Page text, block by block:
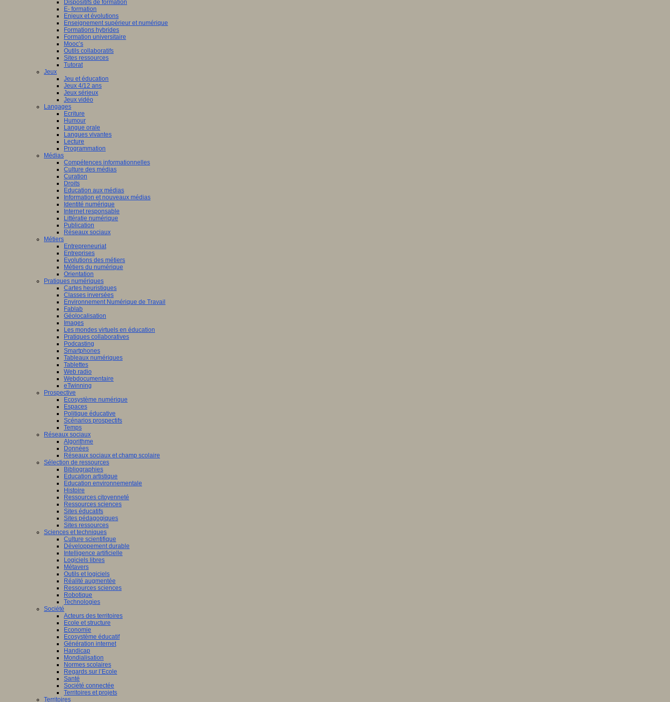
Dispositifs de formation
E- formation
Enjeux et évolutions
Enseignement supérieur et numérique
Formations hybrides
Formation universitaire
Mooc’s
Outils collaboratifs
Sites ressources
Tutorat
Jeux
Jeu et éducation
Jeux 4/12 ans
Jeux sérieux
Jeux vidéo
Langages
Ecriture
Humour
Langue orale
Langues vivantes
Lecture
Programmation
Médias
Compétences informationnelles
Culture des médias
Curation
Droits
Education aux médias
Information et nouveaux médias
Identité numérique
Internet responsable
Littératie numérique
Publication
Réseaux sociaux
Métiers
Entrepreneuriat
Entreprises
Evolutions des métiers
Métiers du numérique
Orientation
Pratiques numériques
Cartes heuristiques
Classes inversées
Environnement Numérique de Travail
Fablab
Géolocalisation
Images
Les mondes virtuels en éducation
Pratiques collaboratives
Podcasting
Smartphones
Tableaux numériques
Tablettes
Web radio
Webdocumentaire
eTwinning
Prospective
Ecosystème numérique
Espaces
Politique éducative
Scénarios prospectifs
Temps
Réseaux sociaux
Algorithme
Données
Réseaux sociaux et champ scolaire
Sélection de ressources
Bibliographies
Education artistique
Education environnementale
Histoire
Ressources citoyenneté
Ressources sciences
Sites éducatifs
Sites pédagogiques
Sites ressources
Sciences et techniques
Culture scientifique
Développement durable
Intelligence artificielle
Logiciels libres
Métavers
Outils et logiciels
Réalité augmentée
Ressources sciences
Robotique
Technologies
Société
Acteurs des territoires
Ecole et structure
Economie
Ecosystème éducatif
Génération internet
Handicap
Mondialisation
Normes scolaires
Regards sur l’Ecole
Santé
Société connectée
Territoires et projets
Territoires